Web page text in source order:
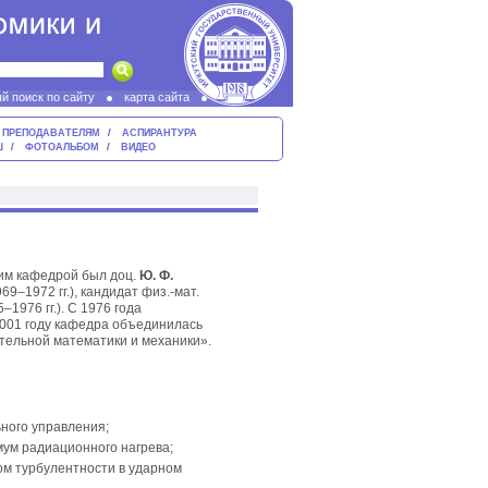
поиск по сайту
карта сайта
ПРЕПОДАВАТЕЛЯМ
АСПИРАНТУРА
ФОТОАЛЬБОМ ВИДЕО
кафедрой был доц. Ю. Ф.
гг.), кандидат физ.-мат.
гг.). С 1976 года
году кафедра объединилась
математики и механики».
управления;
радиационного нагрева;
турбулентности в ударном